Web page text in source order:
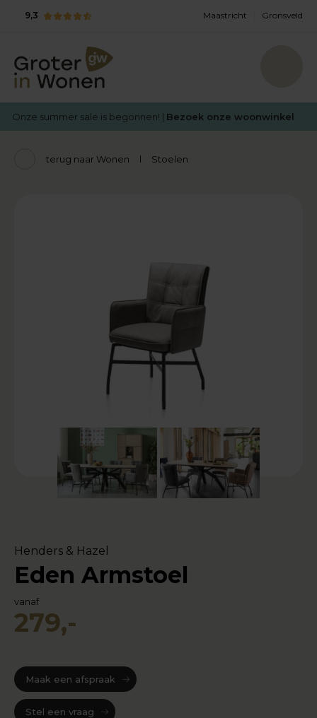
9,3 Maastricht Gronsveld
Onze summer sale is begonnen! | Bezoek onze woonwinkel
terug naar Wonen Stoelen
Henders & Hazel
Eden Armstoel
vanaf
279,-
Maak een afspraak
Stel een vraag